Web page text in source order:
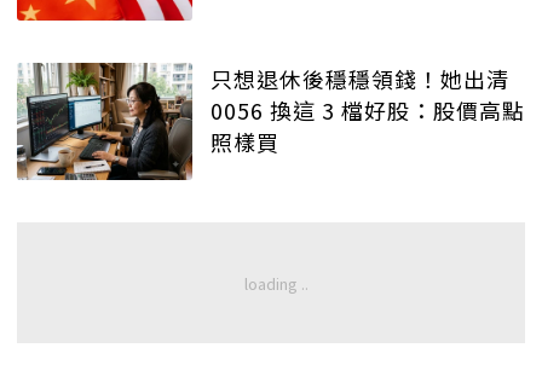
只想退休後穩穩領錢！她出清
0056 換這 3 檔好股：股價高點
照樣買